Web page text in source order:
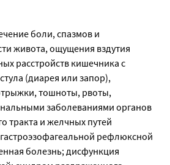
боли, спазмов и
живота, ощущения вздутия
расстройств кишечника с
(диарея или запор),
тошноты, рвоты,
заболеваниями органов
тракта и желчных путей
рефлюксной
болезнь; дисфункция